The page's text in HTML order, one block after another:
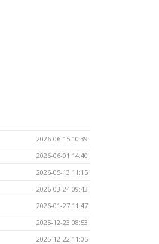
2026-06-15 10:39
2026-06-01 14:40
2026-05-13 11:15
2026-03-24 09:43
2026-01-27 11:47
2025-12-23 08:53
2025-12-22 11:05